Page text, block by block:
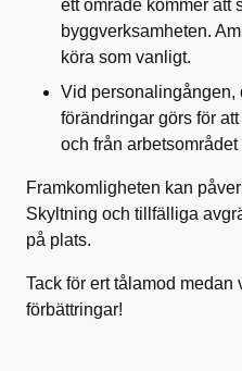
ett område kommer att
byggverksamheten.
köra som vanligt.
Vid personalingången,
förändringar görs för
och från arbetsområdet
Framkomligheten kan
Skyltning och tillfälliga
på plats.
Tack för ert tålamod medan
förbättringar!